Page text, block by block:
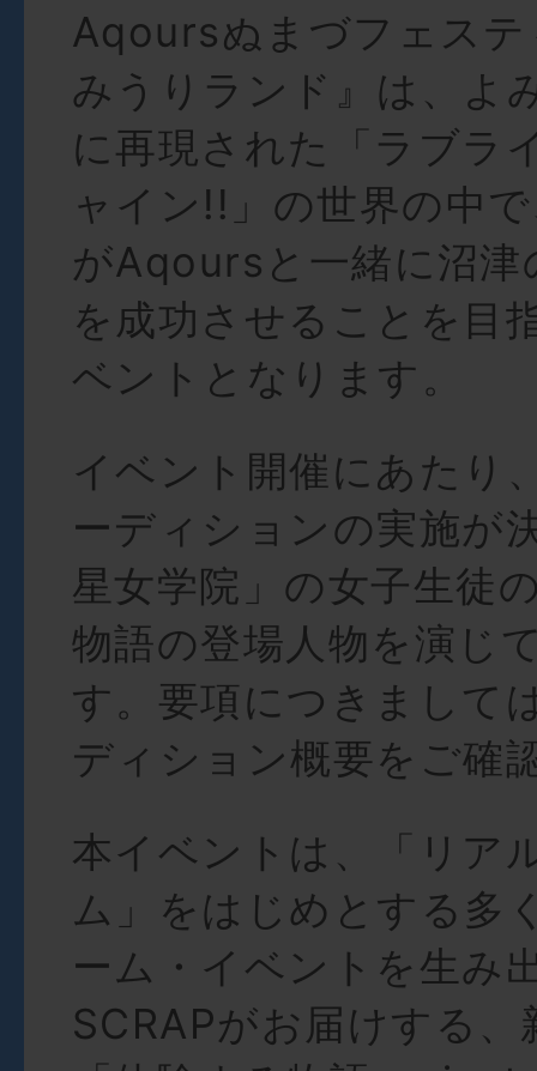
Aqoursぬまづフェス
みうりランド』は、よ
に再現された「ラブラ
ャイン!!」の世界の中
がAqoursと一緒に沼津
を成功させることを目
ベントとなります。
イベント開催にあたり
ーディションの実施が
星⼥学院」の⼥⼦⽣徒
物語の登場⼈物を演じ
す。要項につきまして
ディション概要をご確
本イベントは、「リア
ム」をはじめとする多
ーム・イベントを⽣み
SCRAPがお届けする